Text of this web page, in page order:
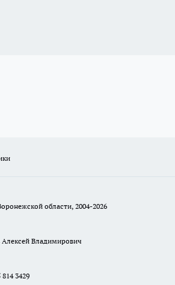
области, 2004-2026
Владимирович
3429